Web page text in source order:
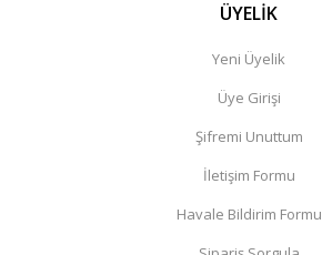
ÜYELİK
Yeni Üyelik
Üye Girişi
Şifremi Unuttum
İletişim Formu
Havale Bildirim Formu